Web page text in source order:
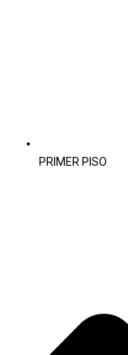
PRIMER PISO